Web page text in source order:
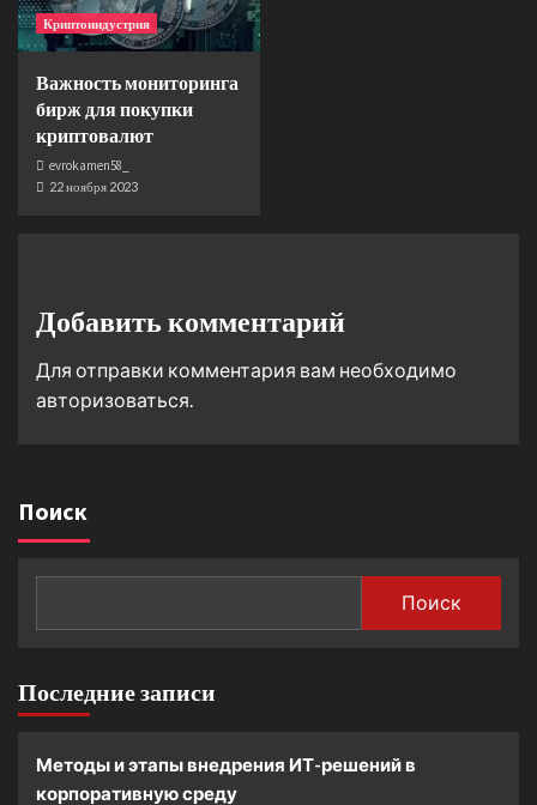
Криптоиндустрия
Важность мониторинга
бирж для покупки
криптовалют
evrokamen58_
22 ноября 2023
Добавить комментарий
Для отправки комментария вам необходимо
авторизоваться
Поиск
Поиск
Последние записи
Методы и этапы внедрения ИТ-решений в
корпоративную среду